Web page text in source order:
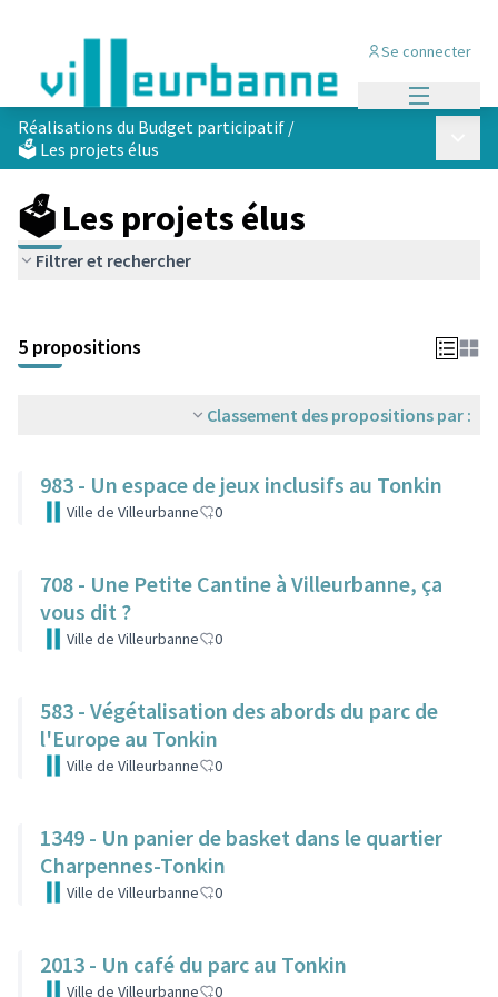
Se connecter
Réalisations du Budget participatif /
🗳️ Les projets élus
🗳️ Les projets élus
Filtrer et rechercher
+
−
5 propositions
Classement des propositions par :
983 - Un espace de jeux inclusifs au Tonkin
Ville de Villeurbanne 0
708 - Une Petite Cantine à Villeurbanne, ça
vous dit ?
Ville de Villeurbanne 0
583 - Végétalisation des abords du parc de
l'Europe au Tonkin
Ville de Villeurbanne 0
1349 - Un panier de basket dans le quartier
Charpennes-Tonkin
Ville de Villeurbanne 0
2013 - Un café du parc au Tonkin
Ville de Villeurbanne 0